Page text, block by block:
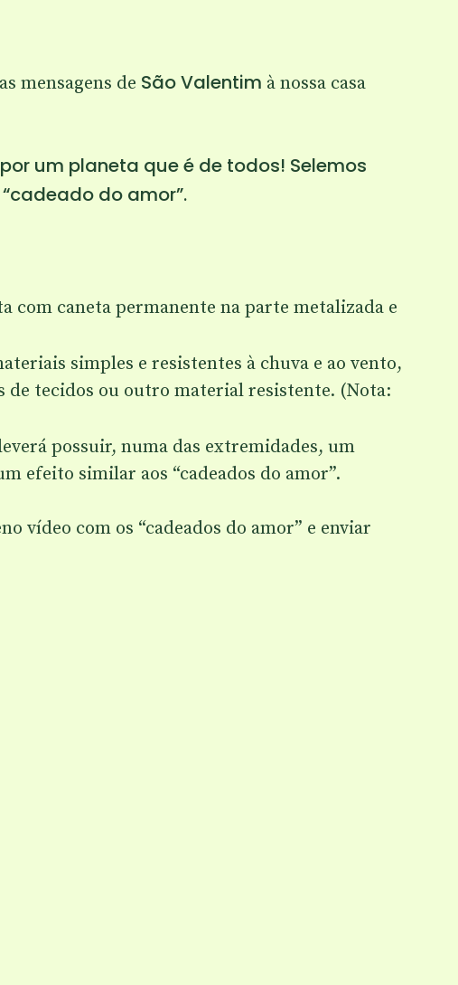
mensagens de São Valentim à nossa casa
um planeta que é de todos! Selemos
do amor”.
com caneta permanente na parte metalizada e
simples e resistentes à chuva e ao vento,
de tecidos ou outro material resistente. (Nota:
possuir, numa das extremidades, um
efeito similar aos “cadeados do amor”.
vídeo com os “cadeados do amor” e enviar